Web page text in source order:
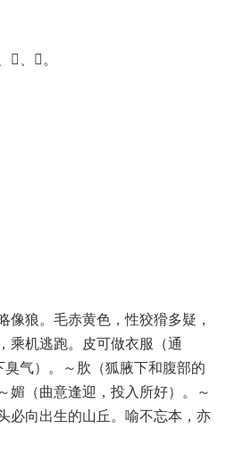
、𧲲。
狼。毛赤黄色，性狡猾多疑，
乘机逃跑。皮可做衣服（通
臭气）。～肷（狐腋下和腹部的
媚（曲意逢迎，投入所好）。～
必向出生的山丘。喻不忘本，亦